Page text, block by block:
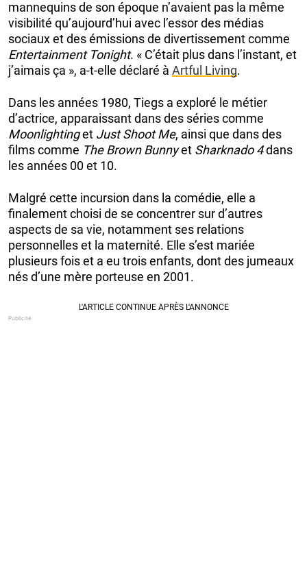
mannequins de son époque n’avaient pas la même
visibilité qu’aujourd’hui avec l’essor des médias
sociaux et des émissions de divertissement comme
Entertainment Tonight. « C’était plus dans l’instant, et
j’aimais ça », a-t-elle déclaré à Artful Living.
Dans les années 1980, Tiegs a exploré le métier
d’actrice, apparaissant dans des séries comme
Moonlightinget Just Shoot Me, ainsi que dans des
films comme The Brown Bunnyet Sharknado 4dans
les années 00 et 10.
Malgré cette incursion dans la comédie, elle a
finalement choisi de se concentrer sur d’autres
aspects de sa vie, notamment ses relations
personnelles et la maternité. Elle s’est mariée
plusieurs fois et a eu trois enfants, dont des jumeaux
nés d’une mère porteuse en 2001.